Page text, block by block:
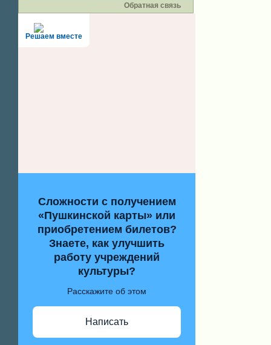
Обратная связь
Решаем вместе
Сложности с получением
«Пушкинской карты» или
приобретением билетов?
Знаете, как улучшить
работу учреждений
культуры?
Расскажите об этом
Написать